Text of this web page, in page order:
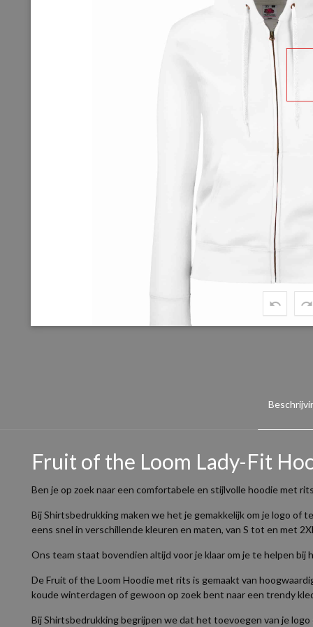
Fruit of the Loom Lady-Fit
Ben je op zoek naar een comfortabele en stijlvolle hoodie met
Bij Shirtsbedrukking maken we het je gemakkelijk om je logo of
eens snel in verschillende kleuren en maten, van S tot en met
Ons team staat bovendien altijd voor je klaar om je te helpen
De Fruit of the Loom Hoodie met rits is gemaakt van
koude winterdagen of gewoon op zoek bent naar een trendy
Bij Shirtsbedrukking begrijpen we dat het toevoegen van je